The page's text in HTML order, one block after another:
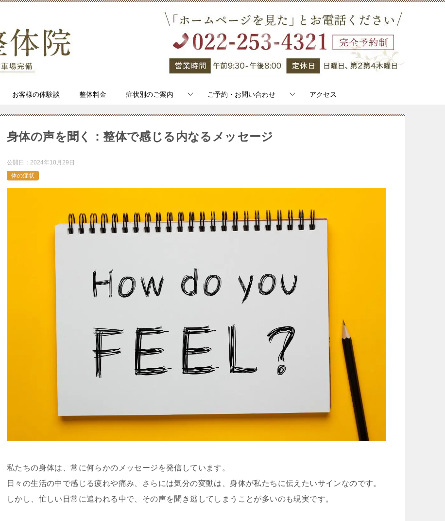
お客様の体験談 整体料金 症状別のご案内 ご予約・お問い合わせ アクセス
身体の声を聞く：整体で感じる内なるメッセージ
公開日： 2024年10月29日
体の症状
私たちの身体は、常に何らかのメッセージを発信しています。
日々の生活の中で感じる疲れや痛み、さらには気分の変動は、身体が私たちに伝えたいサインなのです。
しかし、忙しい日常に追われる中で、その声を聞き逃してしまうことが多いのも現実です。